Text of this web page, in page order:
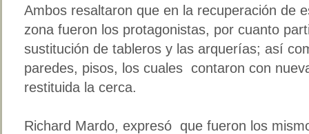
Ambos resaltaron que en la recuperación de
zona fueron los protagonistas, por cuanto
sustitución de tableros y las arquerías; así
paredes, pisos, los cuales contaron con
restituida la cerca.
Richard Mardo, expresó que fueron los